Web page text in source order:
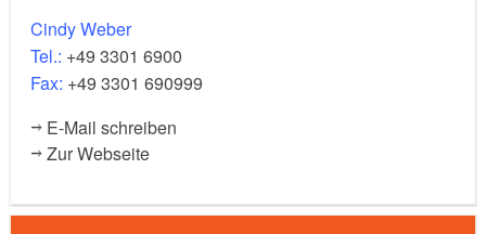
30
Businessraum(25m²)
8
Cindy Weber
Tel.: +49 3301 6900
Fax: +49 3301 690999
E-Mail schreiben
Zur Webseite